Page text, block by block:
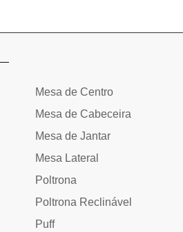
Mesa de Centro
Mesa de Cabeceira
Mesa de Jantar
Mesa Lateral
Poltrona
Poltrona Reclinável
Puff